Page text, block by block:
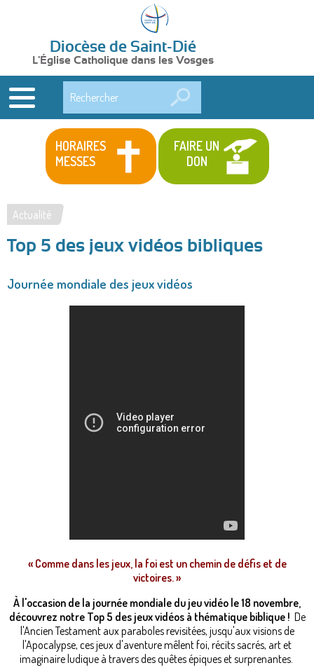
Diocèse de Saint-Dié
L'Église Catholique dans les Vosges
HORAIRES
MESSES
FAIRE UN
DON
Vous
êtes
ici
Actualité
Top 5 des jeux vidéos bibliques
Journée mondiale des jeux vidéos
« Comme dans les jeux, la foi est un chemin de défis et de
victoires. »
À l'occasion de la journée mondiale du jeu vidéo le 18 novembre,
découvrez notre Top 5 des jeux vidéos à thématique biblique ! De
l'Ancien Testament aux paraboles revisitées, jusqu'aux visions de
l'Apocalypse, ces jeux d'aventure mêlent foi, récits sacrés, art et
imaginaire ludique à travers des quêtes épiques et surprenantes.